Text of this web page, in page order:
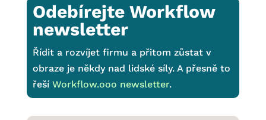
Odebírejte Workflow
newsletter
Řídit a rozvíjet firmu a přitom zůstat v
obraze je někdy nad lidské síly. A přesně to
řeší Workflow.ooo newsletter.